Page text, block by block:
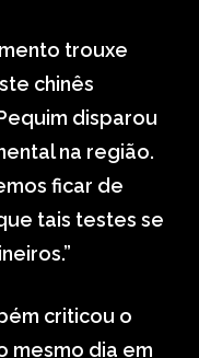
trouxe
chinês
disparou
na região.
ficar de
tais testes se
criticou o
mesmo dia em